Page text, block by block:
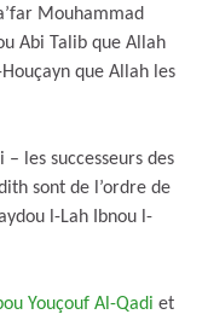
Mouhammad
Abi Talib que Allah
que Allah les
les successeurs des
sont de l’ordre de
l-Lah Ibnou l-
Youçouf Al-Qadi et